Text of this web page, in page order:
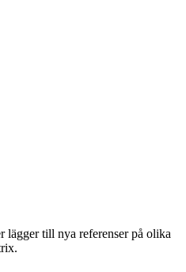
lägger till nya referenser på olika